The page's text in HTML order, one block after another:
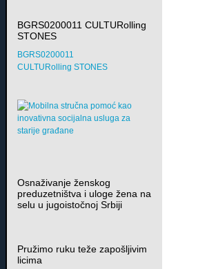
BGRS0200011 CULTURolling
STONES
BGRS0200011
CULTURolling STONES
Osnaživanje ženskog
preduzetništva i uloge žena na
selu u jugoistočnoj Srbiji
Pružimo ruku teže zapošljivim
licima